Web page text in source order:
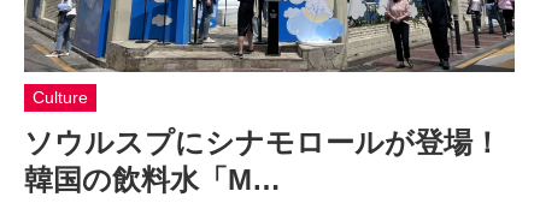
Culture
ソウルスプにシナモロールが登場！
韓国の飲料水「M…